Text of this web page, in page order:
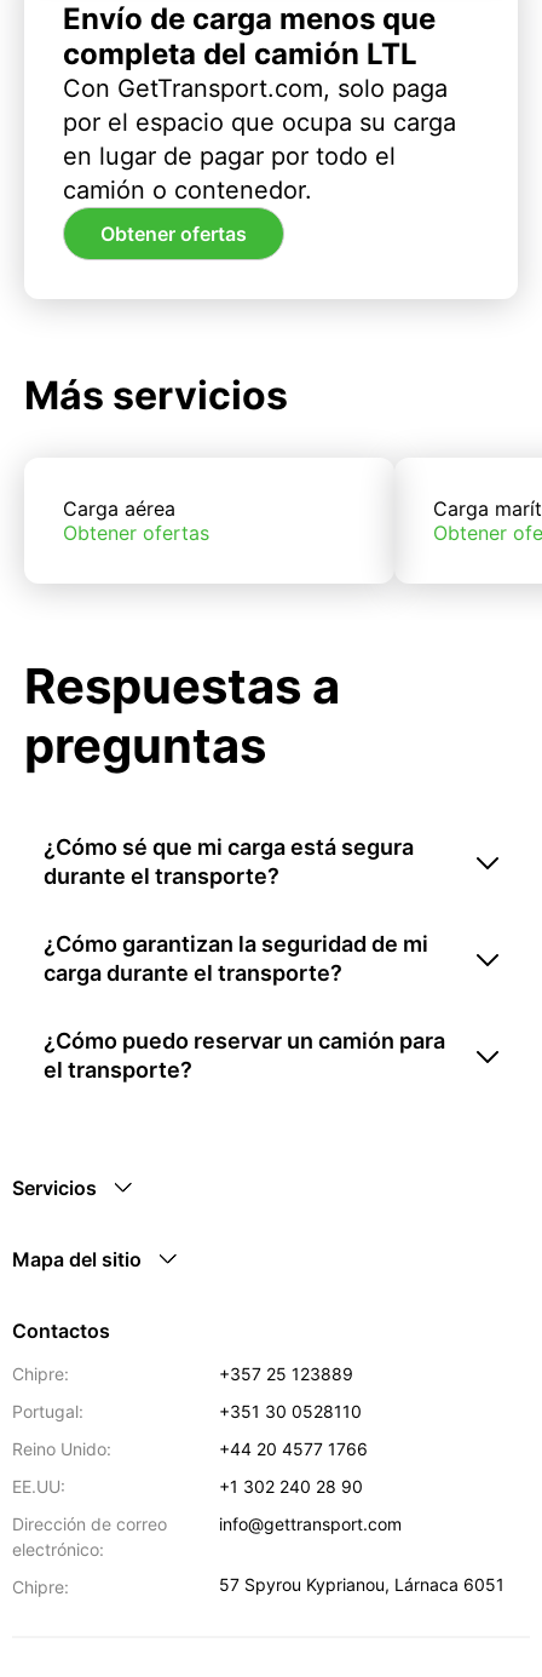
Envío de carga menos que
completa del camión LTL
Con GetTransport.com, solo paga
por el espacio que ocupa su carga
en lugar de pagar por todo el
camión o contenedor.
Obtener ofertas
Más servicios
Carga aérea
Obtener ofertas
Carga
Obtener
Respuestas a
preguntas
¿Cómo sé que mi carga está segura
durante el transporte?
¿Cómo garantizan la seguridad de mi
carga durante el transporte?
¿Cómo puedo reservar un camión para
el transporte?
Servicios
Mapa del sitio
Contactos
Chipre:
+357 25 123889
Portugal:
+351 30 0528110
Reino Unido:
+44 20 4577 1766
EE.UU:
+1 302 240 28 90
Dirección de correo
electrónico:
info@gettransport.com
Chipre: 57 Spyrou Kyprianou, Lárnaca 6051